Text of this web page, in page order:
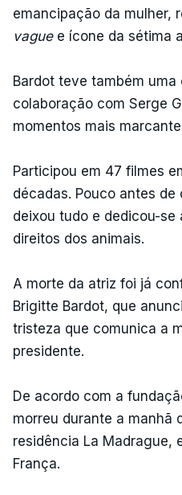
emancipação da mulher,
vaguee ícone da sétima
Bardot teve também uma
colaboração com Serge
momentos mais
Participou em 47 filmes
décadas. Pouco antes
deixou tudo e dedicou-se
direitos dos animais.
A morte da atriz foi já
Brigitte Bardot, que
tristeza que comunica a
presidente.
De acordo com a
morreu durante a manhã
residência La Madrague,
França.